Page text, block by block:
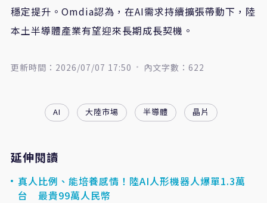
穩定提升。Omdia認為，在AI需求持續擴張帶動下，陸
本土半導體產業有望迎來長期成長契機。
更新時間：2026/07/07 17:50 內文字數：622
AI 大陸市場 半導體 晶片
延伸閱讀
真人比例、能培養感情！陸AI人形機器人爆單1.3萬
台 最貴99萬人民幣